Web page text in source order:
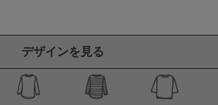
デザインを見る